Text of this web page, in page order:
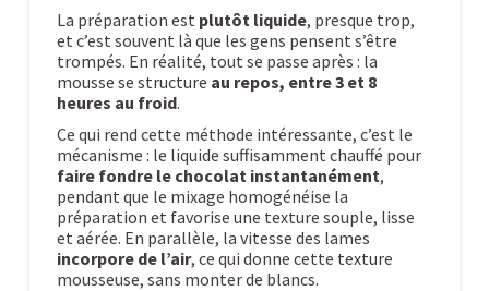
La préparation est plutôt liquide, presque trop,
et c’est souvent là que les gens pensent s’être
trompés. En réalité, tout se passe après : la
mousse se structure au repos, entre 3 et 8
heures au froid.
Ce qui rend cette méthode intéressante, c’est le
mécanisme : le liquide suffisamment chauffé pour
faire fondre le chocolat instantanément,
pendant que le mixage homogénéise la
préparation et favorise une texture souple, lisse
et aérée. En parallèle, la vitesse des lames
incorpore de l’air, ce qui donne cette texture
mousseuse, sans monter de blancs.